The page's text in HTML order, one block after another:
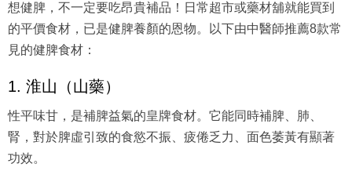
想健脾，不一定要吃昂貴補品！日常超市或藥材舖就能買到
的平價食材，已是健脾養顏的恩物。以下由中醫師推薦8款常
見的健脾食材：
1. 淮山（山藥）
性平味甘，是補脾益氣的皇牌食材。它能同時補脾、肺、
腎，對於脾虛引致的食慾不振、疲倦乏力、面色萎黃有顯著
功效。